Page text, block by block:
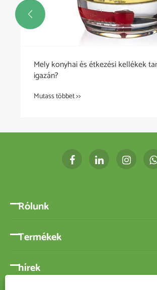
Mely konyhai és étkezési kellékek
igazán?
Mutass többet >>

Rólunk
Termékek
hírek